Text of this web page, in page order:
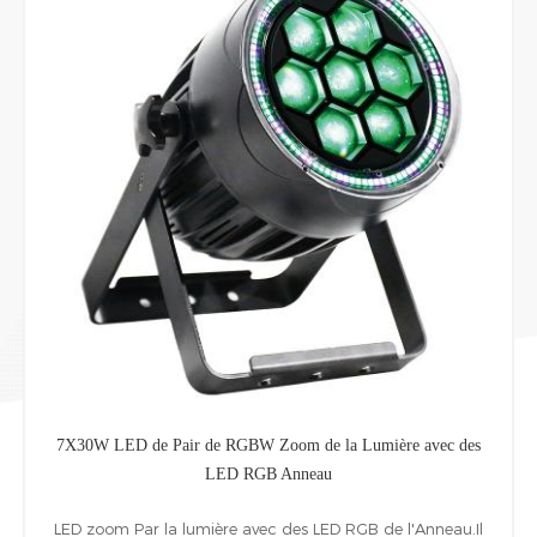
de Pair de RGBW Zoom de la Lumière avec des
LED RGB Anneau
Par la lumière avec des LED RGB de l'Anneau.Il LED Slim